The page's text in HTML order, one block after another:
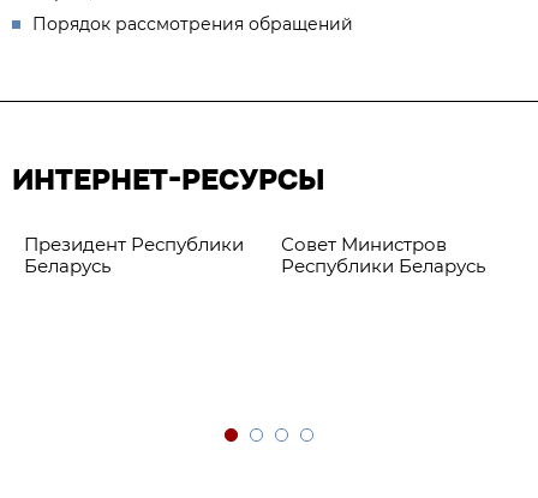
Порядок рассмотрения обращений
ИНТЕРНЕТ-РЕСУРСЫ
Президент Республики
Беларусь
Совет Министров
Республики Беларусь